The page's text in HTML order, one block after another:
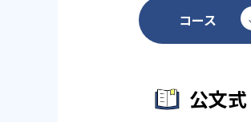
コース
公文